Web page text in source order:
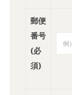
郵便
番号
(必
須)